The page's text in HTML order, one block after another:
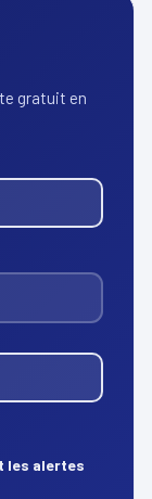
gratuit en
les alertes